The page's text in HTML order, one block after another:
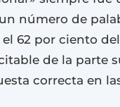
número de
el 62 por ciento
de la parte
correcta en